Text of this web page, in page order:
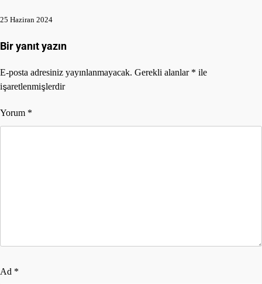
25 Haziran 2024
Bir yanıt yazın
E-posta adresiniz yayınlanmayacak. Gerekli alanlar * ile
işaretlenmişlerdir
Yorum *
Ad *